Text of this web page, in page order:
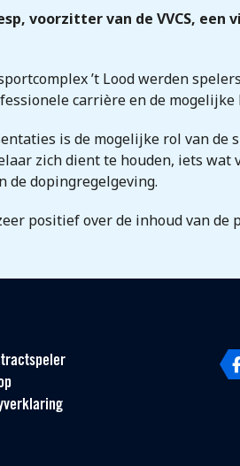
voorzitter van de VVCS,
’t Lood werden
carrière en de
is de mogelijke rol van
zich dient te houden, iets
de dopingregelgeving.
positief over de inhoud van